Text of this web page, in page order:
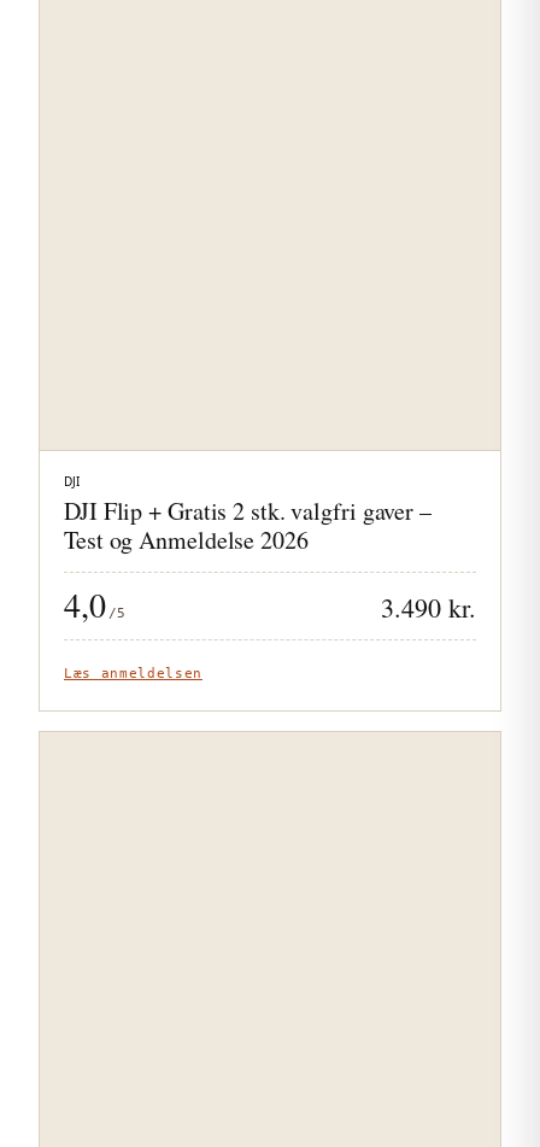
DJI
DJI Flip + Gratis 2 stk. valgfri gaver –
Test og Anmeldelse 2026
4,0 /5 3.490 kr.
Læs anmeldelsen